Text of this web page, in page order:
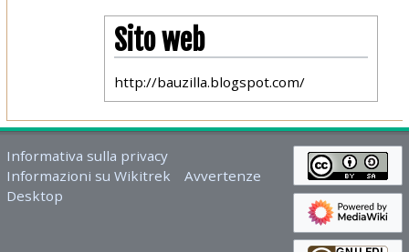
Sito web
http://bauzilla.blogspot.com/
Informativa sulla privacy
Informazioni su Wikitrek
Avvertenze
Desktop